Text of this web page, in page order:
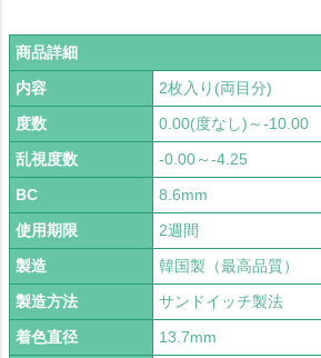
商品詳細
内容
2枚入り(両目分)
度数
0.00(度なし)～-10.00
乱視度数
-0.00～-4.25
BC
8.6mm
使用期限
2週間
製造
韓国製（最高品質）
製造方法
サンドイッチ製法
着色直径
13.7mm